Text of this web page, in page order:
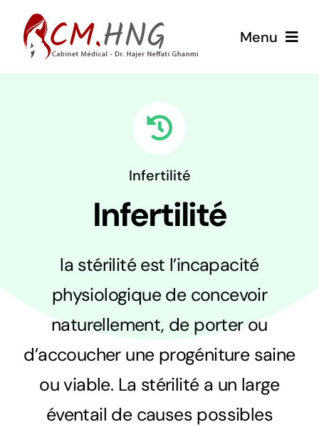
Passer
contenu
Menu
Dr. Neffati Hajer
Cabinet & Cliniques
Services médicaux
خدمات طبية
Blog
Infertilité
Infertilité
la stérilité est l’incapacité
physiologique de concevoir
naturellement, de porter ou
d’accoucher une progéniture saine
ou viable. La stérilité a un large
éventail de causes possibles